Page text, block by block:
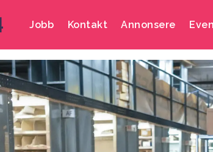
Jobb Kontakt Annonsere